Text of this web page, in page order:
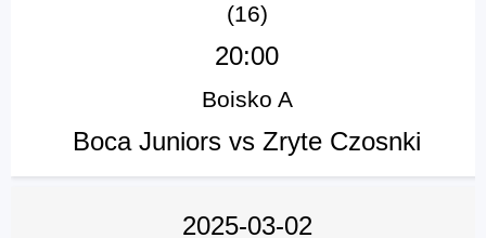
(16)
20:00
Boisko A
Boca Juniors vs Zryte Czosnki
2025-03-02